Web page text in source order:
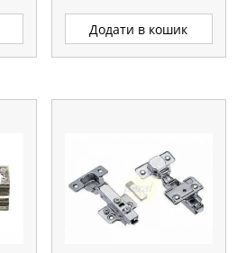
Додати в кошик